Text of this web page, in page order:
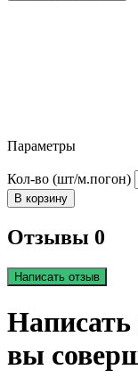
Параметры
Кол-во (шт/м.погон)
В корзину
Отзывы 0
Написать отзыв
Написать
вы